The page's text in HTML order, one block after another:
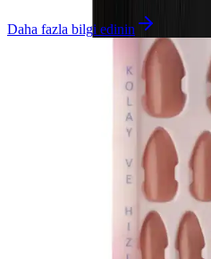
Daha fazla bilgi edinin